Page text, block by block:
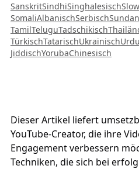
SanskritSindhiSinghalesisch
SomaliAlbanischSerbisch
TamilTeluguTadschikisch
TürkischTatarischUkrainischUrdu
JiddischYorubaChinesisch
Dieser Artikel liefert
YouTube-Creator, die ihre
Engagement verbessern
Techniken, die sich bei